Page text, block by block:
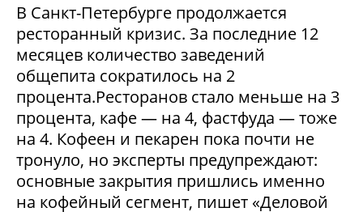
В Санкт-Петербурге продолжается
ресторанный кризис. За последние 12
месяцев количество заведений
общепита сократилось на 2
процента.Ресторанов стало меньше на 3
процента, кафе — на 4, фастфуда — тоже
на 4. Кофеен и пекарен пока почти не
тронуло, но эксперты предупреждают:
основные закрытия пришлись именно
на кофейный сегмент, пишет «Деловой